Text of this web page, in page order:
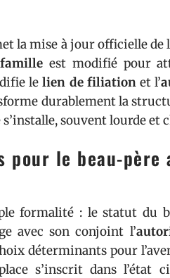
la mise à jour officielle de
est modifié pour
lelien de filiationet l’
durablement la
souvent lourde et
le beau-père
formalité : le statut du
avec son conjoint l’
déterminants pour
s’inscrit dans l’état